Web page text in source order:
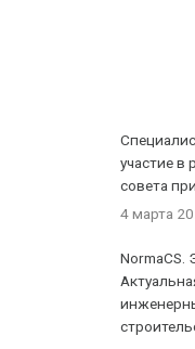
участие в
совета
4 марта
NormaCS.